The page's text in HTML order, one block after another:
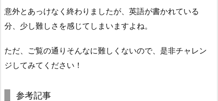
意外とあっけなく終わりましたが、英語が書かれている
分、少し難しさを感じてしまいますよね。
ただ、ご覧の通りそんなに難しくないので、是非チャレン
ジしてみてください！
参考記事